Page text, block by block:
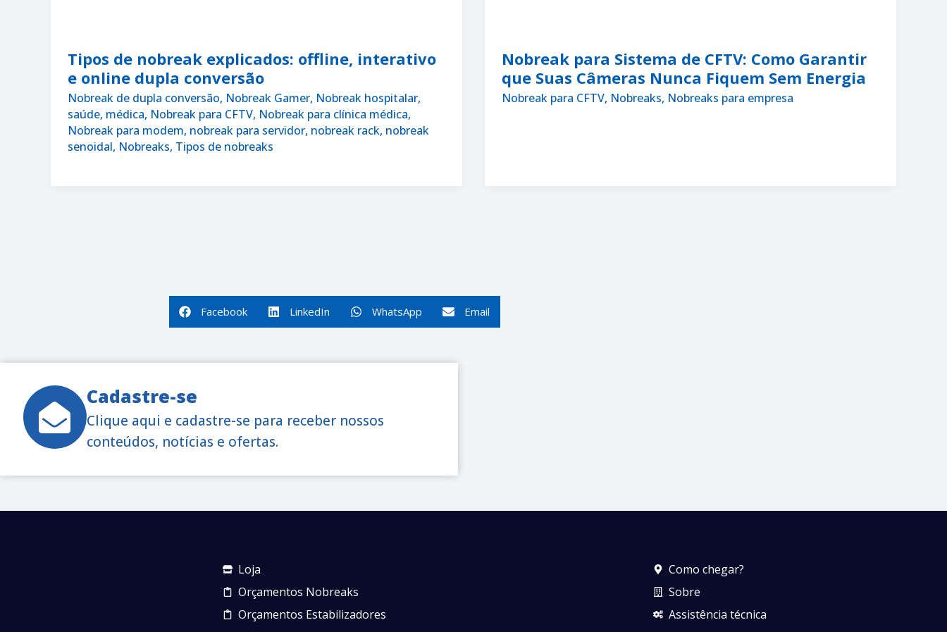
Tipos de nobreak explicados: offline, interativo
e online dupla conversão
Nobreak de dupla conversão, Nobreak Gamer, Nobreak hospitalar,
saúde, médica, Nobreak para CFTV, Nobreak para clínica médica,
Nobreak para modem, nobreak para servidor, nobreak rack, nobreak
senoidal, Nobreaks, Tipos de nobreaks
Nobreak para Sistema de CFTV: Como Garantir
que Suas Câmeras Nunca Fiquem Sem Energia
Nobreak para CFTV, Nobreaks, Nobreaks para empresa
Facebook LinkedIn WhatsApp Email
Cadastre-se
Clique aqui e cadastre-se para receber nossos
conteúdos, notícias e ofertas.
Loja
Orçamentos Nobreaks
Orçamentos Estabilizadores
Como chegar?
Sobre
Assistência técnica